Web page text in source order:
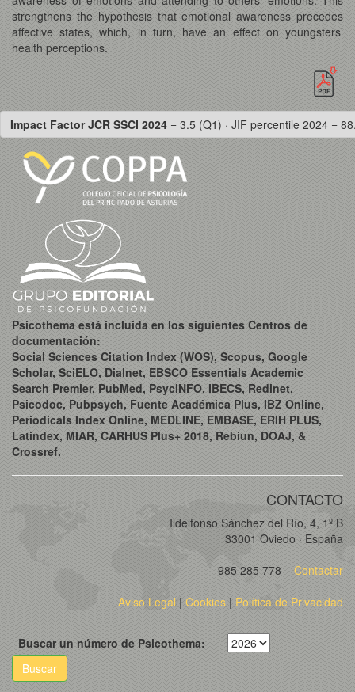
strengthens the hypothesis that emotional awareness precedes
affective states, which, in turn, have an effect on youngsters’
health perceptions.
Impact Factor JCR SSCI 2024 = 3.5 (Q1) · JIF percentile 2024 =
Psicothema está incluida en los siguientes Centros de
documentación:
Social Sciences Citation Index (WOS), Scopus, Google
Scholar, SciELO, Dialnet, EBSCO Essentials Academic
Search Premier, PubMed, PsycINFO, IBECS, Redinet,
Psicodoc, Pubpsych, Fuente Académica Plus, IBZ Online,
Periodicals Index Online, MEDLINE, EMBASE, ERIH PLUS,
Latindex, MIAR, CARHUS Plus+ 2018, Rebiun, DOAJ, &
Crossref.
CONTACTO
Ildelfonso Sánchez del Río, 4, 1º B
33001 Oviedo · España
985 285 778
Contactar
Aviso Legal| Cookies | Política de Privacidad
Buscar un número de Psicothema:
Buscar